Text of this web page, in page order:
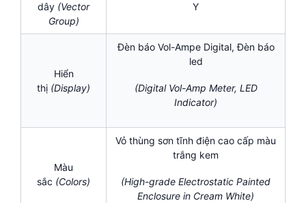
dây (Vector
Group)
Y
Hiển
thị (Display)
Đèn báo Vol-Ampe Digital, Đèn báo
led
(Digital Vol-Amp Meter, LED
Indicator)
Màu
sắc (Colors)
Vỏ thùng sơn tĩnh điện cao cấp màu
trắng kem
(High-grade Electrostatic Painted
Enclosure in Cream White)